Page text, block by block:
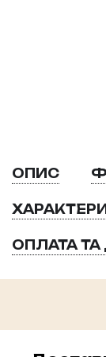
ОПИС
ОПЛАТА